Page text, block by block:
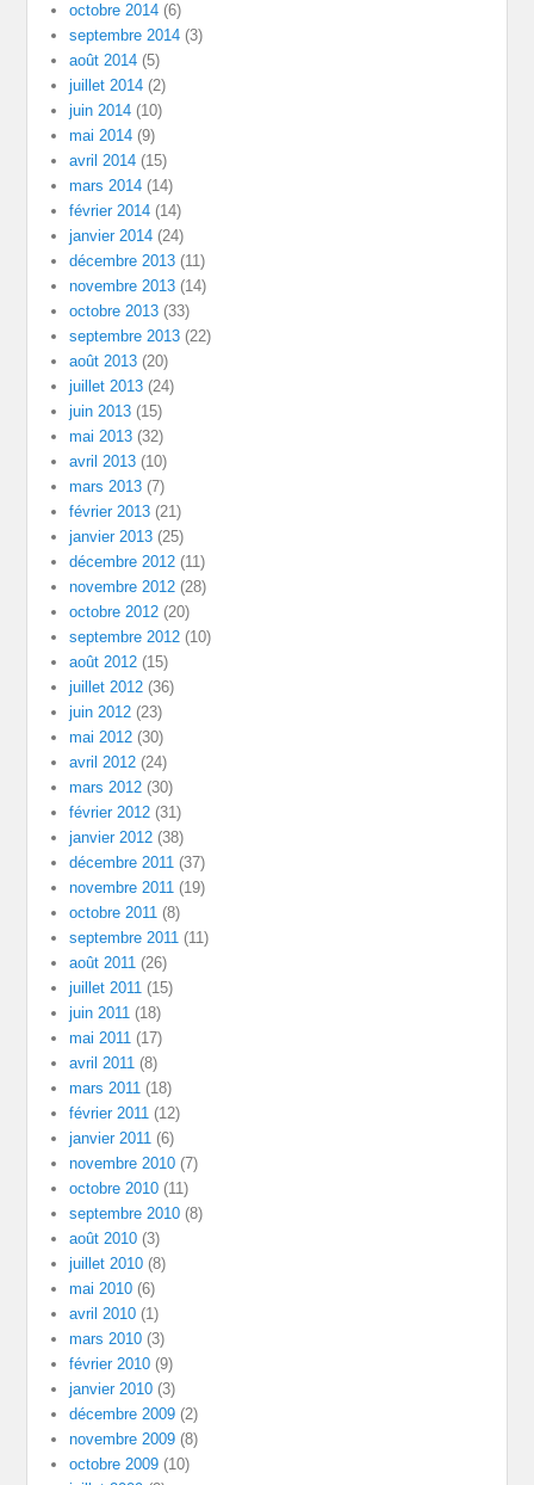
octobre 2014 (6)
septembre 2014 (3)
août 2014 (5)
juillet 2014 (2)
juin 2014 (10)
mai 2014 (9)
avril 2014 (15)
mars 2014 (14)
février 2014 (14)
janvier 2014 (24)
décembre 2013 (11)
novembre 2013 (14)
octobre 2013 (33)
septembre 2013 (22)
août 2013 (20)
juillet 2013 (24)
juin 2013 (15)
mai 2013 (32)
avril 2013 (10)
mars 2013 (7)
février 2013 (21)
janvier 2013 (25)
décembre 2012 (11)
novembre 2012 (28)
octobre 2012 (20)
septembre 2012 (10)
août 2012 (15)
juillet 2012 (36)
juin 2012 (23)
mai 2012 (30)
avril 2012 (24)
mars 2012 (30)
février 2012 (31)
janvier 2012 (38)
décembre 2011 (37)
novembre 2011 (19)
octobre 2011 (8)
septembre 2011 (11)
août 2011 (26)
juillet 2011 (15)
juin 2011 (18)
mai 2011 (17)
avril 2011 (8)
mars 2011 (18)
février 2011 (12)
janvier 2011 (6)
novembre 2010 (7)
octobre 2010 (11)
septembre 2010 (8)
août 2010 (3)
juillet 2010 (8)
mai 2010 (6)
avril 2010 (1)
mars 2010 (3)
février 2010 (9)
janvier 2010 (3)
décembre 2009 (2)
novembre 2009 (8)
octobre 2009 (10)